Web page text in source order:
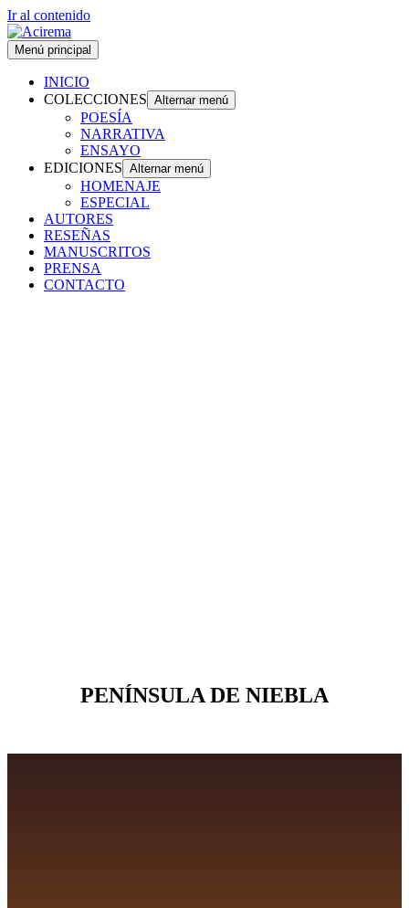
Ir al contenido
Menú principal
INICIO
COLECCIONES Alternar menú
POESÍA
NARRATIVA
ENSAYO
EDICIONES Alternar menú
HOMENAJE
ESPECIAL
AUTORES
RESEÑAS
MANUSCRITOS
PRENSA
CONTACTO
PENÍNSULA DE NIEBLA